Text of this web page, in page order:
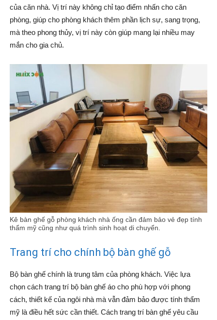
của căn nhà. Vị trí này không chỉ tạo điểm nhấn cho căn
phòng, giúp cho phòng khách thêm phần lịch sự, sang trọng,
mà theo phong thủy, vị trí này còn giúp mang lại nhiều may
mắn cho gia chủ.
Kê bàn ghế gỗ phòng khách nhà ống cần đảm bảo vẻ đẹp tính
thẩm mỹ cũng như quá trình sinh hoạt di chuyển.
Trang trí cho chính bộ bàn ghế gỗ
Bộ bàn ghế chính là trung tâm của phòng khách. Việc lựa
chọn cách trang trí bộ bàn ghế áo cho phù hợp với phong
cách, thiết kế của ngôi nhà mà vẫn đảm bảo được tính thẩm
mỹ là điều hết sức cần thiết. Cách trang trí bàn ghế yêu cầu